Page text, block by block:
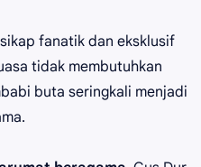
fanatik dan eksklusif
tidak membutuhkan
buta seringkali menjadi